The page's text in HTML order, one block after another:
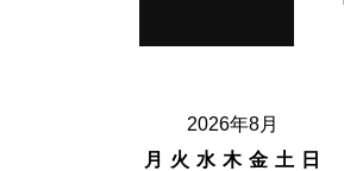
2026年8月
月
火 水 木 金 土
日